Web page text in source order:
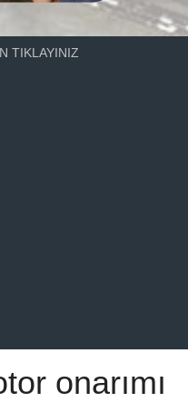
TIKLAYINIZ
onarımı